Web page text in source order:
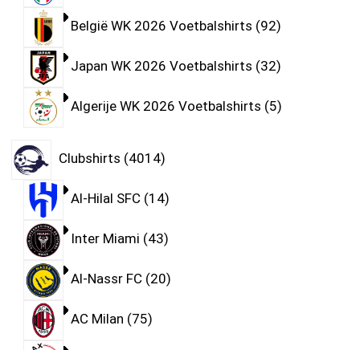
België WK 2026 Voetbalshirts 92
Japan WK 2026 Voetbalshirts 32
Algerije WK 2026 Voetbalshirts 5
Clubshirts 4014
Al-Hilal SFC 14
Inter Miami 43
Al-Nassr FC 20
AC Milan 75